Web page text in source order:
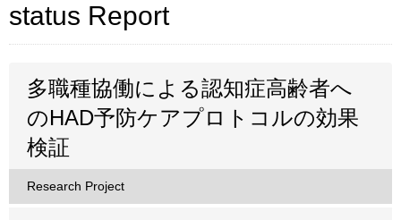
status Report
多職種協働による認知症高齢者へ
のHAD予防ケアプロトコルの効果
検証
Research Project